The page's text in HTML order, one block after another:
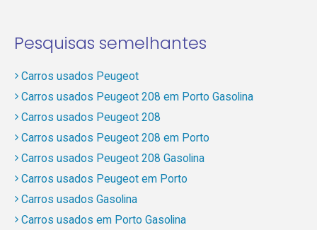
Pesquisas semelhantes
Carros usados Peugeot
Carros usados Peugeot 208 em Porto Gasolina
Carros usados Peugeot 208
Carros usados Peugeot 208 em Porto
Carros usados Peugeot 208 Gasolina
Carros usados Peugeot em Porto
Carros usados Gasolina
Carros usados em Porto Gasolina